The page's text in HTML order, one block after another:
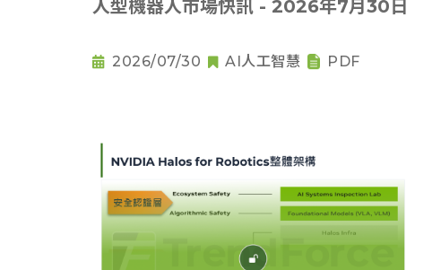
人型機器人市場快訊 - 2026年7月30日
2026/07/30 AI人工智慧 PDF